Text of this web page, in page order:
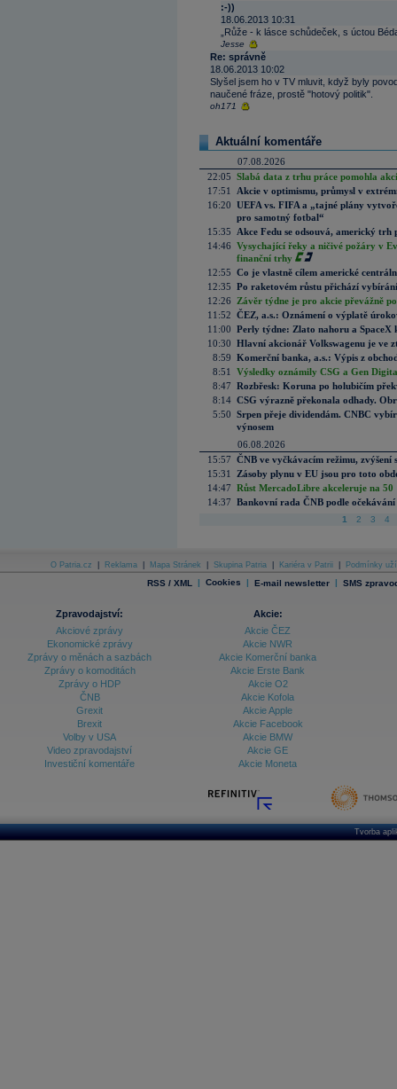
:-))
18.06.2013 10:31
„Růže - k lásce schůdeček, s úctou
Jesse
Re: správně
18.06.2013 10:02
Slyšel jsem ho v TV mluvit, když byly
naučené fráze, prostě "hotový politik".
oh171
Aktuální komentáře
07.08.2026
22:05 Slabá data z trhu práce pomohla
17:51
Akcie v optimismu, průmysl v
16:20 UEFA vs. FIFA a „tajné plány
pro samotný fotbal“
15:35
Akce Fedu se odsouvá, americký
14:46 Vysychající řeky a ničivé požáry v
finanční trhy
12:55 Co je vlastně cílem americké
12:35 Po raketovém růstu přichází
12:26
Závěr týdne je pro akcie převážně
11:52 ČEZ, a.s.: Oznámení o výplatě
11:00 Perly týdne: Zlato nahoru a SpaceX
10:30 Hlavní akcionář Volkswagenu je ve
8:59 Komerční banka, a.s.: Výpis z
8:51
Výsledky oznámily CSG a Gen
8:47 Rozbřesk: Koruna po holubičím
8:14 CSG výrazně překonala odhady.
5:50 Srpen přeje dividendám. CNBC
výnosem
06.08.2026
15:57 ČNB ve vyčkávacím režimu, zvýšení
15:31
Zásoby plynu v EU jsou pro toto
14:47 Růst MercadoLibre akceleruje na
14:37 Bankovní rada ČNB podle
1 2 3 4
O Patria.cz Reklama Mapa Stránek Skupina Patria Kariéra v Patrii Podmínky
RSS / XML | Cookies | E-mail newsletter | SMS
Zpravodajství:
Akciové zprávy
Ekonomické zprávy
Zprávy o měnách a sazbách
Zprávy o komoditách
Zprávy o HDP
ČNB
Grexit
Brexit
Volby v USA
Video zpravodajství
Investiční komentáře
Akcie:
Akcie ČEZ
Akcie NWR
Akcie Komerční banka
Akcie Erste Bank
Akcie O2
Akcie Kofola
Akcie Apple
Akcie Facebook
Akcie BMW
Akcie GE
Akcie Moneta
Tvorba